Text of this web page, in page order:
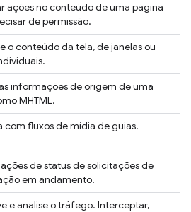
ações no conteúdo de uma página
de permissão.
o conteúdo da tela, de janelas ou
informações de origem de uma
MHTML.
com fluxos de mídia de guias.
de status de solicitações de
em andamento.
e analise o tráfego. Interceptar,